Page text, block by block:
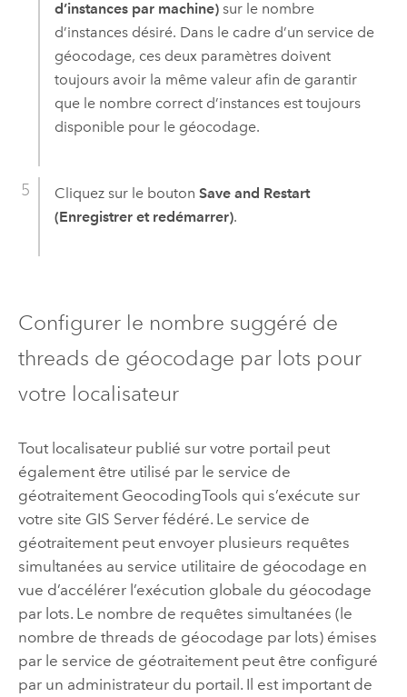
d’instances par machine)sur le nombre
d’instances désiré. Dans le cadre d’un service de
géocodage, ces deux paramètres doivent
toujours avoir la même valeur afin de garantir
que le nombre correct d’instances est toujours
disponible pour le géocodage.
Cliquez sur le bouton Save and Restart
(Enregistrer et redémarrer).
Configurer le nombre suggéré de
threads de géocodage par lots pour
votre localisateur
Tout localisateur publié sur votre portail peut
également être utilisé par le service de
géotraitement GeocodingTools qui s’exécute sur
votre site GIS Serverfédéré. Le service de
géotraitement peut envoyer plusieurs requêtes
simultanées au service utilitaire de géocodage en
vue d’accélérer l’exécution globale du géocodage
par lots. Le nombre de requêtes simultanées (le
nombre de threads de géocodage par lots) émises
par le service de géotraitement peut être configuré
par un administrateur du portail. Il est important de